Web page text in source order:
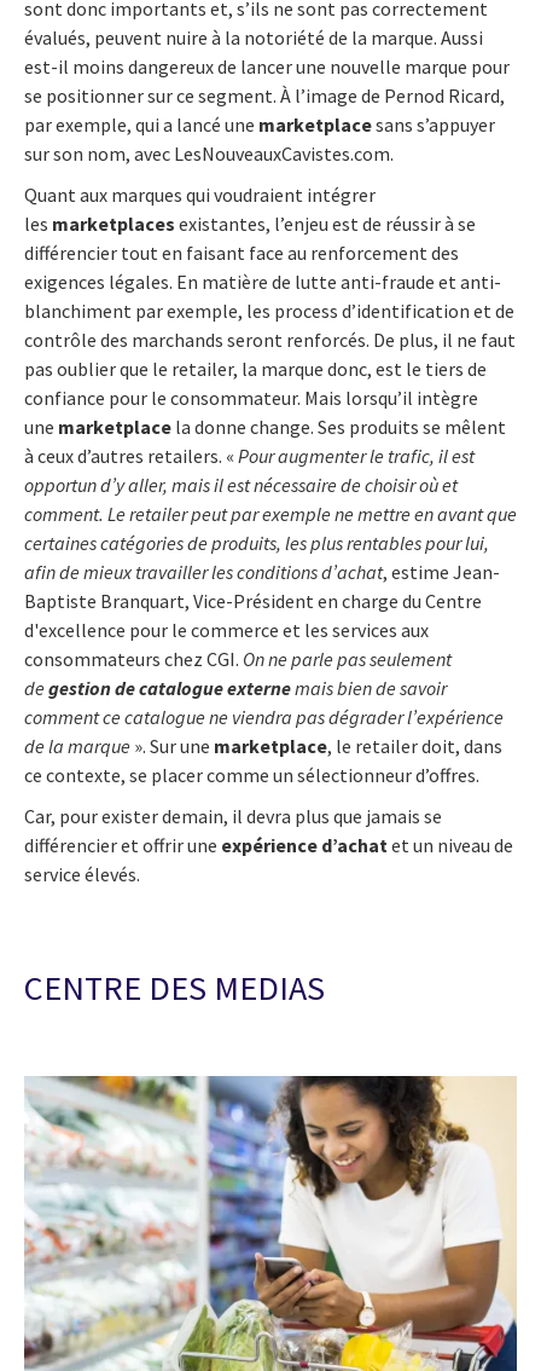
sont donc importants et, s’ils ne sont pas correctement
évalués, peuvent nuire à la notoriété de la marque. Aussi
est-il moins dangereux de lancer une nouvelle marque pour
se positionner sur ce segment. À l’image de Pernod Ricard,
par exemple, qui a lancé une marketplacesans s’appuyer
sur son nom, avec LesNouveauxCavistes.com.
Quant aux marques qui voudraient intégrer
les marketplaces existantes, l’enjeu est de réussir à se
différencier tout en faisant face au renforcement des
exigences légales. En matière de lutte anti-fraude et anti-
blanchiment par exemple, les process d’identification et de
contrôle des marchands seront renforcés. De plus, il ne faut
pas oublier que le retailer, la marque donc, est le tiers de
confiance pour le consommateur. Mais lorsqu’il intègre
une marketplace la donne change. Ses produits se mêlent
à ceux d’autres retailers. « Pour augmenter le trafic, il est
opportun d’y aller, mais il est nécessaire de choisir où et
comment. Le retailer peut par exemple ne mettre en avant que
certaines catégories de produits, les plus rentables pour lui,
afin de mieux travailler les conditions d’achat, estime Jean-
Baptiste Branquart, Vice-Président en charge du Centre
d'excellence pour le commerce et les services aux
consommateurs chez CGI. On ne parle pas seulement
de gestion de catalogue externemais bien de savoir
comment ce catalogue ne viendra pas dégrader l’expérience
de la marque ». Sur une marketplace, le retailer doit, dans
ce contexte, se placer comme un sélectionneur d’offres.
Car, pour exister demain, il devra plus que jamais se
différencier et offrir une expérience d’achat et un niveau de
service élevés.
CENTRE DES MEDIAS